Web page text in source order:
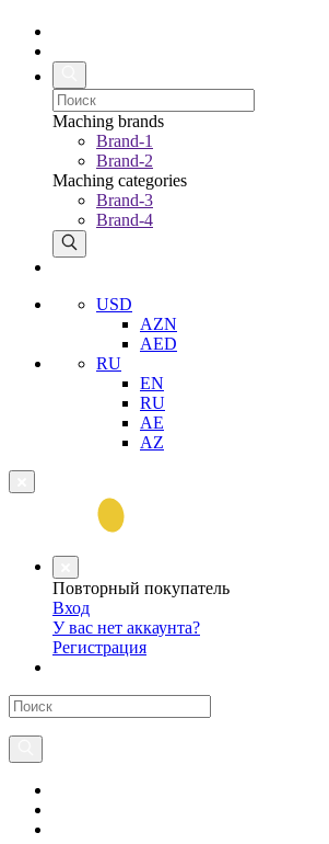
Maching brands
Brand-1
Brand-2
Maching categories
Brand-3
Brand-4
USD
AZN
AED
RU
EN
RU
AE
AZ
Повторный покупатель
Вход
У вас нет аккаунта?
Регистрация